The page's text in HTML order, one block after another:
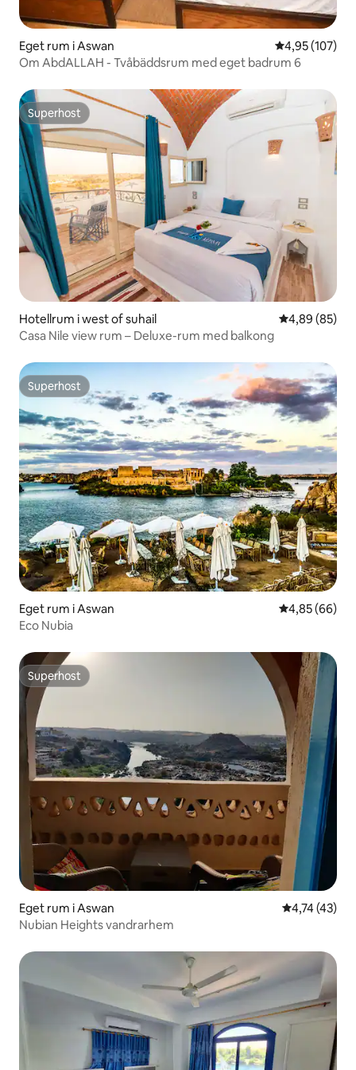
Eget rum i Aswan 4,95 av 5 i
4,95 (107)
Om AbdALLAH - Tvåbäddsrum med eget badrum 6
Superhost
Superhost
Hotellrum i west of suhail 4,89 av 5 i
4,89 (85)
Casa Nile view rum – Deluxe-rum med balkong
Superhost
Superhost
Eget rum i Aswan 4,85 av 5 i
4,85 (66)
Eco Nubia
Superhost
Superhost
Eget rum i Aswan 4,74 av 5 i
4,74 (43)
Nubian Heights vandrarhem